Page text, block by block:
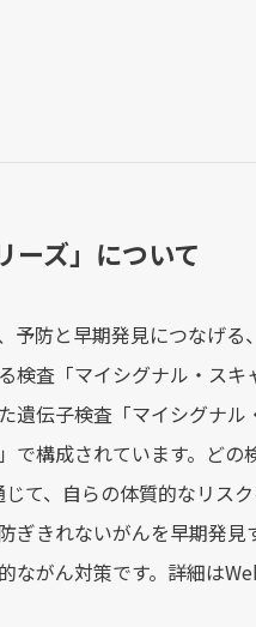
ーズ」について
予防と早期発見につなげ
検査「マイシグナル・ス
遺伝子検査「マイシグナ
で構成されています。ど
て、自らの体質的なリス
ぎきれないがんを早期発
ながん対策です。詳細は